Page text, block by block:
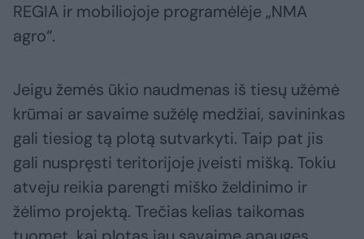
REGIA ir mobiliojoje programėlėje „NMA
agro“.
Jeigu žemės ūkio naudmenas iš tiesų užėmė
krūmai ar savaime sužėlę medžiai, savininkas
gali tiesiog tą plotą sutvarkyti. Taip pat jis
gali nuspręsti teritorijoje įveisti mišką. Tokiu
atveju reikia parengti miško želdinimo ir
žėlimo projektą. Trečias kelias taikomas